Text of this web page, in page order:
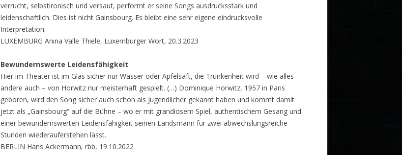
verrucht, selbstironisch und versaut, performt er seine Songs ausdrucksstark und
leidenschaftlich. Dies ist nicht Gainsbourg. Es bleibt eine sehr eigene eindrucksvolle
Interpretation.
LUXEMBURG Anina Valle Thiele, Luxemburger Wort, 20.3.2023
Bewundernswerte Leidensfähigkeit
Hier im Theater ist im Glas sicher nur Wasser oder Apfelsaft, die Trunkenheit wird – wie alles
andere auch – von Horwitz nur meisterhaft gespielt. (…) Dominique Horwitz, 1957 in Paris
geboren, wird den Song sicher auch schon als Jugendlicher gekannt haben und kommt damit
jetzt als „Gainsbourg“ auf die Bühne – wo er mit grandiosem Spiel, authentischem Gesang und
einer bewundernswerten Leidensfähigkeit seinen Landsmann für zwei abwechslungsreiche
Stunden wiederauferstehen lässt.
BERLIN Hans Ackermann, rbb, 19.10.2022